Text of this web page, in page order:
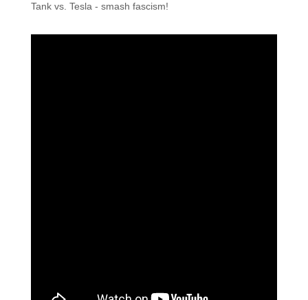
Tank vs. Tesla - smash fascism!